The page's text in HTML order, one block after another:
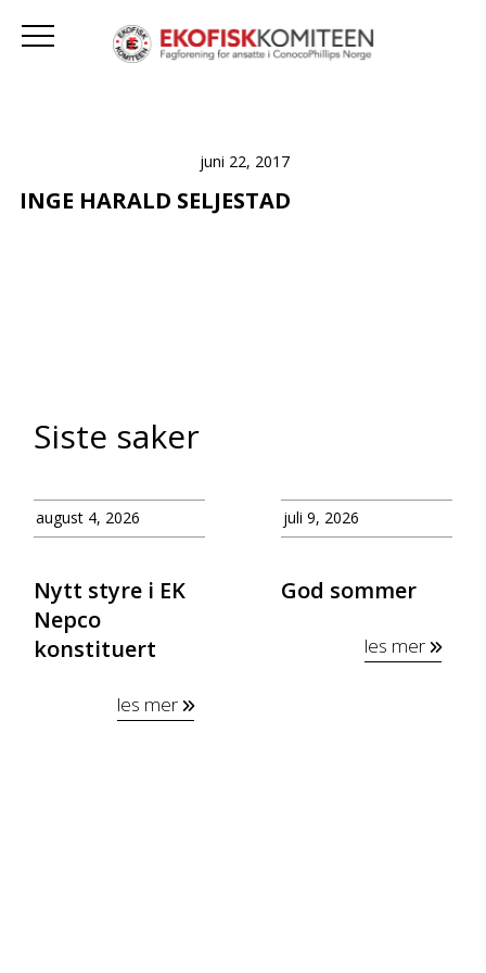
juni 22, 2017
INGE HARALD SELJESTAD
Siste saker
august 4, 2026
Nytt styre i EK
Nepco
konstituert
les mer
juli 9, 2026
God sommer
les mer